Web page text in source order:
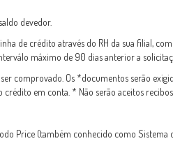
devedor.
de crédito através do RH da sua filial,
máximo de 90 dias anterior a
comprovado. Os *documentos serão
em conta. * Não serão aceitos recibos.
Price (também conhecido como Sistema